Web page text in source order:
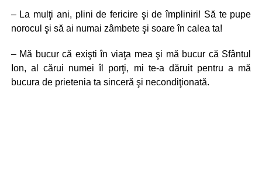
– La mulţi ani, plini de fericire şi de împliniri! Să te pupe
norocul şi să ai numai zâmbete şi soare în calea ta!
– Mă bucur că exişti în viaţa mea şi mă bucur că Sfântul
Ion, al cărui numei îl porţi, mi te-a dăruit pentru a mă
bucura de prietenia ta sinceră şi necondiţionată.